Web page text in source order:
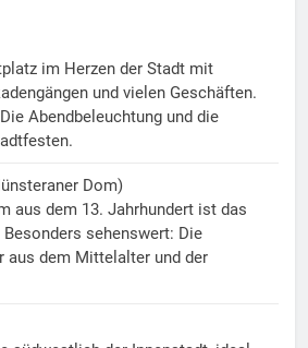
im Herzen der Stadt mit
und vielen Geschäften.
Abendbeleuchtung und die
Dom)
aus dem 13. Jahrhundert ist das
sehenswert: Die
aus dem Mittelalter und der